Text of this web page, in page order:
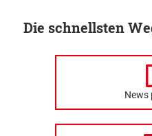
Die schnellsten
News